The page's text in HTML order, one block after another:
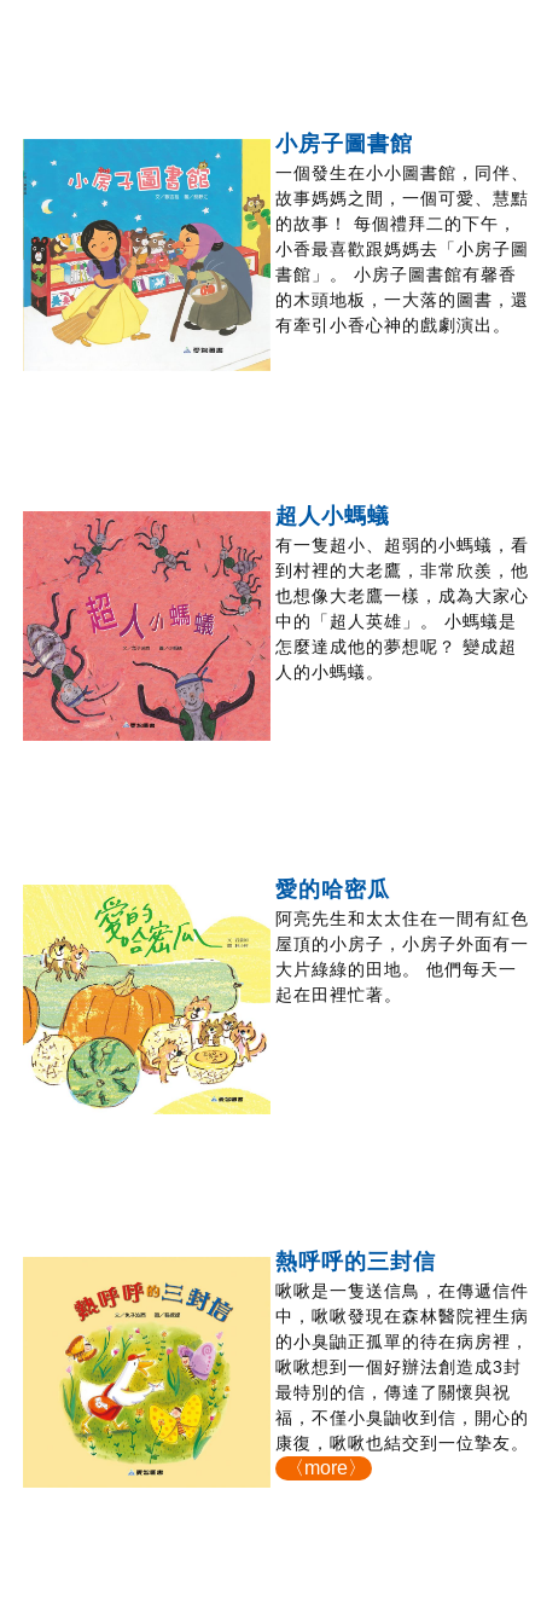
小房子圖書館
一個發生在小小圖書館，同伴、
故事媽媽之間，一個可愛、慧黠
的故事！ 每個禮拜二的下午，
小香最喜歡跟媽媽去「小房子圖
書館」。 小房子圖書館有馨香
的木頭地板，一大落的圖書，還
有牽引小香心神的戲劇演出。
超人小螞蟻
有一隻超小、超弱的小螞蟻，看
到村裡的大老鷹，非常欣羨，他
也想像大老鷹一樣，成為大家心
中的「超人英雄」。 小螞蟻是
怎麼達成他的夢想呢？ 變成超
人的小螞蟻。
愛的哈密瓜
阿亮先生和太太住在一間有紅色
屋頂的小房子，小房子外面有一
大片綠綠的田地。 他們每天一
起在田裡忙著。
熱呼呼的三封信
啾啾是一隻送信鳥，在傳遞信件
中，啾啾發現在森林醫院裡生病
的小臭鼬正孤單的待在病房裡，
啾啾想到一個好辦法創造成3封
最特別的信，傳達了關懷與祝
福，不僅小臭鼬收到信，開心的
康復，啾啾也結交到一位摯友。
〈more〉